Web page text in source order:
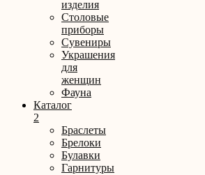
изделия
Столовые
приборы
Сувениры
Украшения
для
женщин
Фауна
Каталог
2
Браслеты
Брелоки
Булавки
Гарнитуры